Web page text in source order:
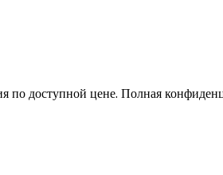
доступной цене. Полная